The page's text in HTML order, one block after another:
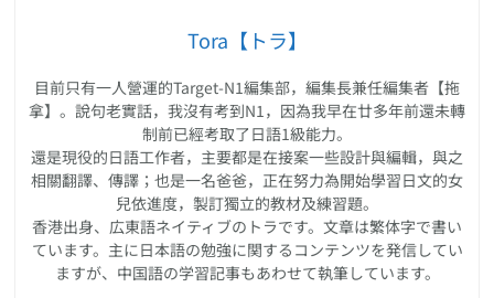
Tora【トラ】
目前只有一人營運的Target-N1編集部，編集長兼任編集者【拖
拿】。說句老實話，我沒有考到N1，因為我早在廿多年前還未轉
制前已經考取了日語1級能力。
還是現役的日語工作者，主要都是在接案一些設計與編輯，與之
相關翻譯、傳譯；也是一名爸爸，正在努力為開始學習日文的女
兒依進度，製訂獨立的教材及練習題。
香港出身、広東語ネイティブのトラです。文章は繁体字で書い
ています。主に日本語の勉強に関するコンテンツを発信してい
ますが、中国語の学習記事もあわせて執筆しています。